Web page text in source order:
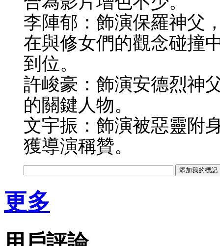
李陣郁：飾演保羅神父
在與修女們的觀念碰撞
到位。
許峻豪：飾演安德烈神
的關鍵人物。
文宇振：飾演被惡靈附
獲導演稱贊。
更多